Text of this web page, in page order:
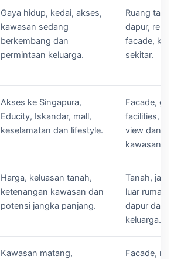
Gaya hidup, kedai, akses,
kawasan sedang
berkembang dan
permintaan keluarga.
Ruang
dapur,
facade,
sekitar.
Akses ke Singapura,
Educity, Iskandar, mall,
keselamatan dan lifestyle.
Facade,
facilities,
view dan
kawasan.
Harga, keluasan tanah,
ketenangan kawasan dan
potensi jangka panjang.
Tanah,
luar rumah,
dapur dan
keluarga.
Kawasan matang,
Facade,